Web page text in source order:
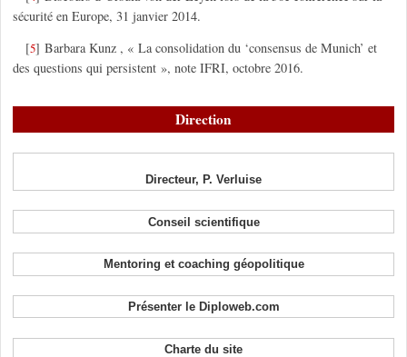
sécurité en Europe, 31 janvier 2014.
[5]Barbara Kunz , « La consolidation du ‘consensus de Munich’ et
des questions qui persistent », note IFRI, octobre 2016.
Direction
Directeur, P. Verluise
Conseil scientifique
Mentoring et coaching géopolitique
Présenter le Diploweb.com
Charte du site